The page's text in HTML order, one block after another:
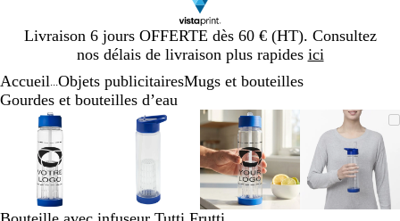
Livraison 6 jours OFFERTE dès 60 € (HT). Consultez
nos délais de livraison plus rapides ici
Diapositive
1
Accueil Objets publicitairesMugs et bouteilles
Gourdes et bouteilles d’eau
Image
zoomable
Zoom
au
minimum
Cliquez
pour
développer
Utilisez
les
touches
plus
et
moins
Image
zoomable
Zoom
au
minimum
Cliquez
pour
développer
Utilisez
les
et
moins
Image
zoomable
Zoom
au
minimum
Cliquez
pour
développer
Utilisez
les
touches
plus
et
moins
Image
Zoom
au
Cliquez
pour
Utilisez
les
touches
plus
et
moins
Diapositive